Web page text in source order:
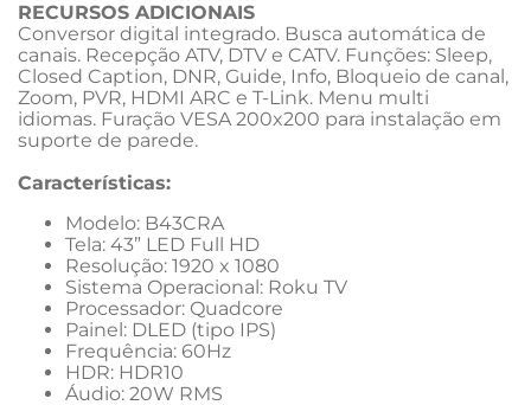
RECURSOS ADICIONAIS
Conversor digital integrado. Busca automática de
canais. Recepção ATV, DTV e CATV. Funções: Sleep,
Closed Caption, DNR, Guide, Info, Bloqueio de canal,
Zoom, PVR, HDMI ARC e T-Link. Menu multi
idiomas. Furação VESA 200x200 para instalação em
suporte de parede.
Características:
Modelo: B43CRA
Tela: 43” LED Full HD
Resolução: 1920 x 1080
Sistema Operacional: Roku TV
Processador: Quadcore
Painel: DLED (tipo IPS)
Frequência: 60Hz
HDR: HDR10
Áudio: 20W RMS